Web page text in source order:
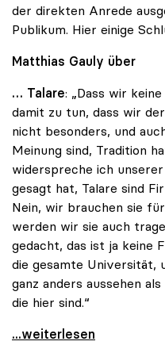
der direkten Anrede
Publikum. Hier einige
Matthias Gauly über
… Talare: „Dass wir
damit zu tun, dass wir
nicht besonders, und
Meinung sind, Tradition
widerspreche ich
gesagt hat, Talare sind
Nein, wir brauchen sie
werden wir sie auch
gedacht, das ist ja keine
die gesamte Universität,
ganz anders aussehen
die hier sind.“
#NEUERREKTOR
...weiterlesen